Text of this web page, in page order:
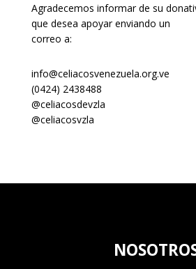
Agradecemos informar de su
que desea apoyar enviando un
correo a:
info@celiacosvenezuela.org.ve
(0424) 2438488
@celiacosdevzla
@celiacosvzla